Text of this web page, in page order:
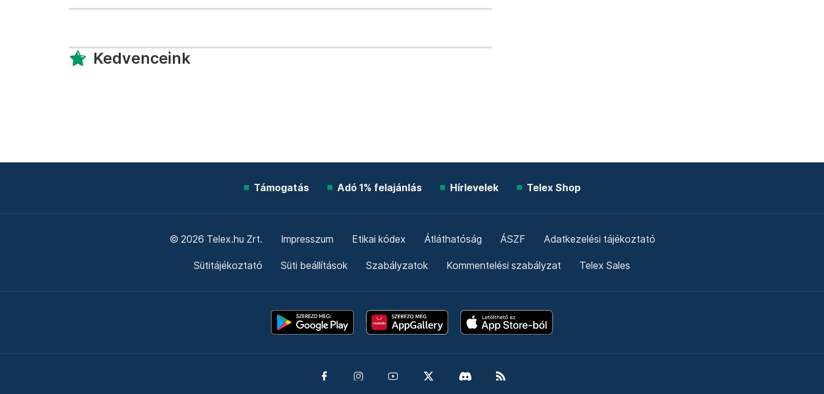
Kedvenceink
Támogatás Adó 1% felajánlás Hírlevelek Telex Shop
© 2026 Telex.hu Zrt. Impresszum Etikai kódex Átláthatóság ÁSZF Adatkezelési tájékoztató
Sütitájékoztató Süti beállítások Szabályzatok Kommentelési szabályzat Telex Sales